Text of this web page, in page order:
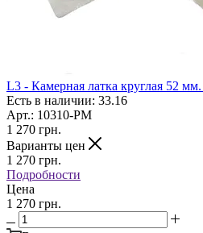
L3 - Камерная латка круглая 52
Есть в наличии: 33.16
Арт.: 10310-РМ
1 270 грн.
Варианты цен
1 270 грн.
Подробности
Цена
1 270 грн.